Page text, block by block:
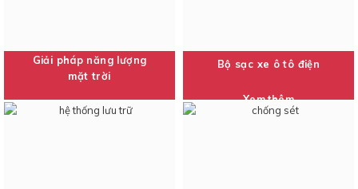
Giải pháp năng lượng
mặt trời
Xem thêm
Bộ sạc xe ô tô điện
Xem thêm